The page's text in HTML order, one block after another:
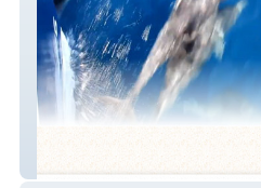
Terre & Turquoise